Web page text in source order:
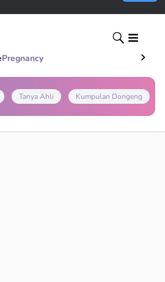
Pregnancy
Tanya Ahli Kumpulan Dongeng